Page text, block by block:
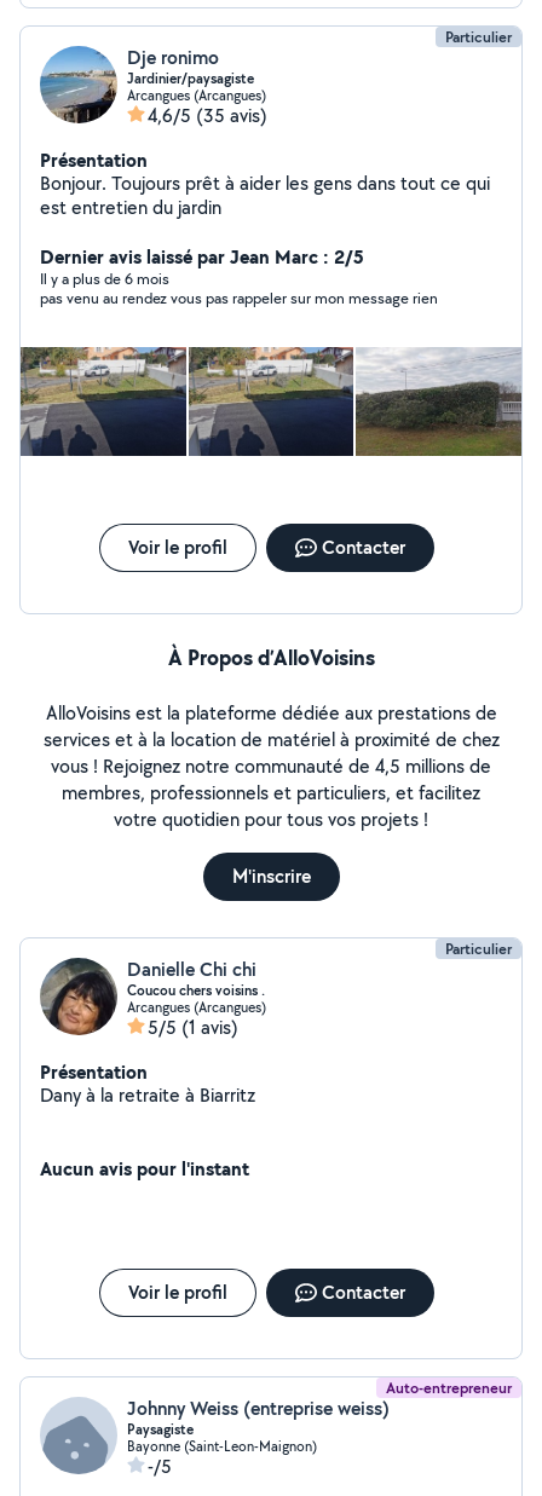
Particulier
Dje ronimo
Jardinier/paysagiste
Arcangues (Arcangues)
4,6/5 (35 avis)
Présentation
Bonjour. Toujours prêt à aider les gens dans tout ce qui
est entretien du jardin
Dernier avis laissé par Jean Marc : 2/5
Il y a plus de 6 mois
pas venu au rendez vous pas rappeler sur mon message rien
Voir le profil Contacter
À Propos d’AlloVoisins
AlloVoisins est la plateforme dédiée aux prestations de
services et à la location de matériel à proximité de chez
vous ! Rejoignez notre communauté de 4,5 millions de
membres, professionnels et particuliers, et facilitez
votre quotidien pour tous vos projets !
M'inscrire
Particulier
Danielle Chi chi
Coucou chers voisins .
Arcangues (Arcangues)
5/5 (1 avis)
Présentation
Dany à la retraite à Biarritz
Aucun avis pour l'instant
Voir le profil Contacter
Auto-entrepreneur
Johnny Weiss (entreprise weiss)
Paysagiste
Bayonne (Saint-Leon-Maignon)
-/5